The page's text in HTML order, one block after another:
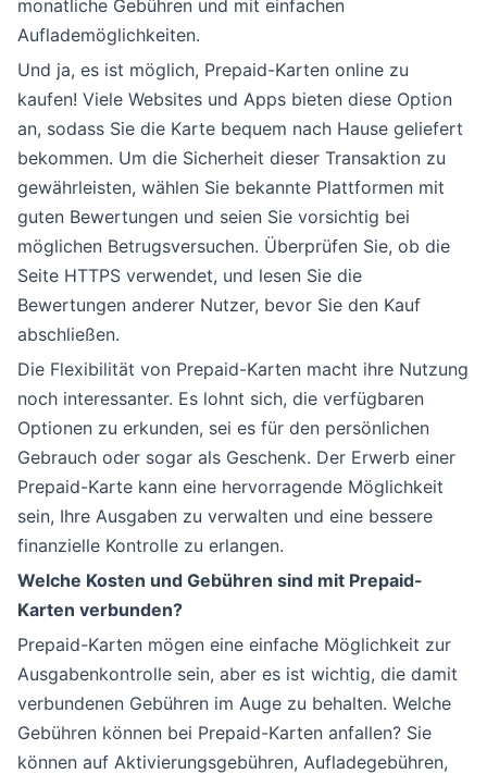
monatliche Gebühren und mit einfachen
Auflademöglichkeiten.
Und ja, es ist möglich, Prepaid-Karten online zu
kaufen! Viele Websites und Apps bieten diese Option
an, sodass Sie die Karte bequem nach Hause geliefert
bekommen. Um die Sicherheit dieser Transaktion zu
gewährleisten, wählen Sie bekannte Plattformen mit
guten Bewertungen und seien Sie vorsichtig bei
möglichen Betrugsversuchen. Überprüfen Sie, ob die
Seite HTTPS verwendet, und lesen Sie die
Bewertungen anderer Nutzer, bevor Sie den Kauf
abschließen.
Die Flexibilität von Prepaid-Karten macht ihre Nutzung
noch interessanter. Es lohnt sich, die verfügbaren
Optionen zu erkunden, sei es für den persönlichen
Gebrauch oder sogar als Geschenk. Der Erwerb einer
Prepaid-Karte kann eine hervorragende Möglichkeit
sein, Ihre Ausgaben zu verwalten und eine bessere
finanzielle Kontrolle zu erlangen.
Welche Kosten und Gebühren sind mit Prepaid-
Karten verbunden?
Prepaid-Karten mögen eine einfache Möglichkeit zur
Ausgabenkontrolle sein, aber es ist wichtig, die damit
verbundenen Gebühren im Auge zu behalten. Welche
Gebühren können bei Prepaid-Karten anfallen? Sie
können auf Aktivierungsgebühren, Aufladegebühren,